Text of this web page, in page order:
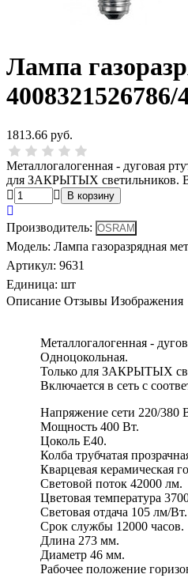
Лампа
4008321526786/
1813.66 руб.
Металлогалогенная - дуговая
для ЗАКРЫТЫХ светильников.
Производитель:
Модель: Лампа газоразрядная
Артикул: 9631
Единица: шт
Описание Отзывы Изображения
Металлогалогенная -
Одноцокольная.
Только для ЗАКРЫТЫХ
Включается в сеть с
Напряжение сети 220/380
Мощность 400 Вт.
Цоколь Е40.
Колба трубчатая
Кварцевая керамическая
Световой поток 42000 лм.
Цветовая температура
Световая отдача 105 лм/Вт.
Срок службы 12000 часов.
Длина 273 мм.
Диаметр 46 мм.
Рабочее положение